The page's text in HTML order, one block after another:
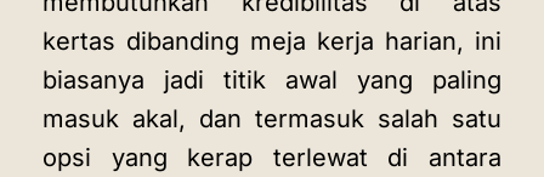
kertas dibanding meja kerja harian, ini
biasanya jadi titik awal yang paling
masuk akal, dan termasuk salah satu
opsi yang kerap terlewat di antara